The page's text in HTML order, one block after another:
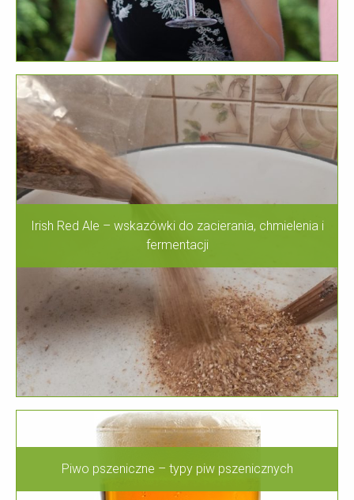
Irish Red Ale – wskazówki do zacierania, chmielenia i
fermentacji
Piwo pszeniczne – typy piw pszenicznych